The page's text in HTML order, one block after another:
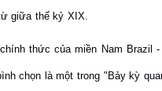
giữa thế kỷ XIX.
thức của miền Nam
chọn là một trong "Bảy kỳ